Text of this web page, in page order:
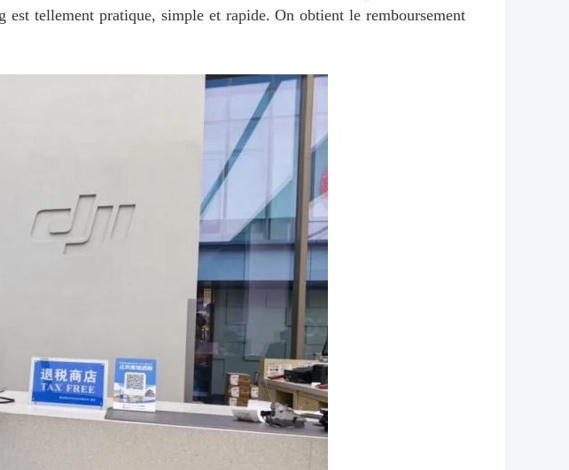
tellement pratique, simple et rapide. On obtient le remboursement